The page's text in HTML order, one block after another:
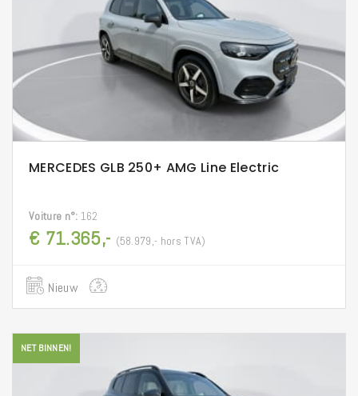
MERCEDES GLB 250+ AMG Line Electric
Voiture n°: 162
€ 71.365,- (58.979,- hors TVA)
Nieuw
NET BINNEN!